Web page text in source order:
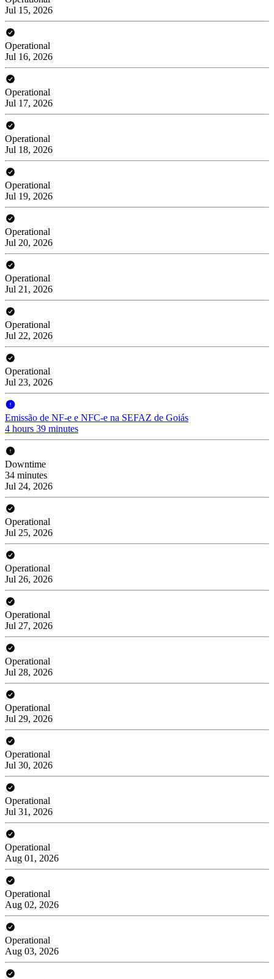
Jul 15, 2026
Operational
Jul 16, 2026
Operational
Jul 17, 2026
Operational
Jul 18, 2026
Operational
Jul 19, 2026
Operational
Jul 20, 2026
Operational
Jul 21, 2026
Operational
Jul 22, 2026
Operational
Jul 23, 2026
Emissão de NF-e e NFC-e na SEFAZ de Goiás
4 hours 39 minutes
Downtime
34 minutes
Jul 24, 2026
Operational
Jul 25, 2026
Operational
Jul 26, 2026
Operational
Jul 27, 2026
Operational
Jul 28, 2026
Operational
Jul 29, 2026
Operational
Jul 30, 2026
Operational
Jul 31, 2026
Operational
Aug 01, 2026
Operational
Aug 02, 2026
Operational
Aug 03, 2026